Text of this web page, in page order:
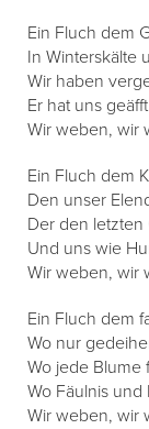
Ein Fluch dem
In Winterskälte
Wir haben
Er hat uns
Wir weben, wir
Ein Fluch dem
Den unser
Der den
Und uns wie
Wir weben, wir
Ein Fluch dem
Wo nur
Wo jede Blume
Wo Fäulnis
Wir weben, wir